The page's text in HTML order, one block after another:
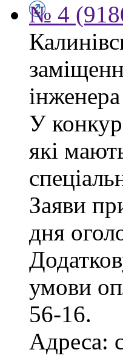
№ 4
У
які
Заяви
дня
умови
56-16.
Адреса: